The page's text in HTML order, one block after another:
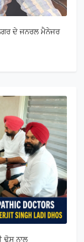
ਦੇ ਜਨਰਲ ਮੈਨੇਜਰ
ਢੋਸ ਨਾਲ